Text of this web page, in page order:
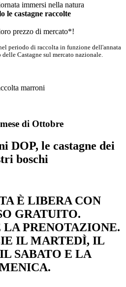
immersi nella natura
le castagne raccolte
prezzo di mercato*!
periodo di raccolta in funzione dell'annata
Castagne sul mercato nazionale.
di Ottobre
DOP, le castagne dei
boschi
È LIBERA CON
GRATUITO.
LA PRENOTAZIONE.
IL MARTEDÌ, IL
SABATO E LA